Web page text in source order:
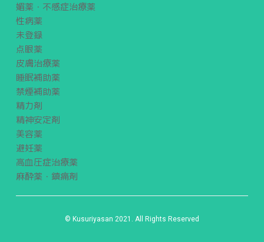
媚薬・不感症治療薬
性病薬
未登録
点眼薬
皮膚治療薬
睡眠補助薬
禁煙補助薬
精力剤
精神安定剤
美容薬
避妊薬
高血圧症治療薬
麻酔薬・鎮痛剤
© Kusuriyasan 2021. All Rights Reserved